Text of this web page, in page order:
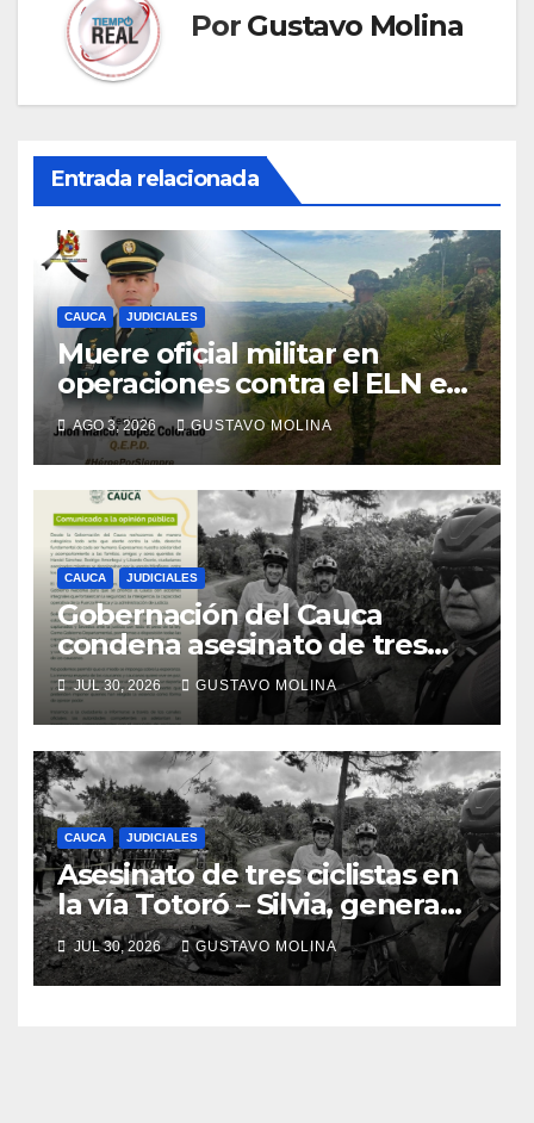
Por Gustavo Molina
Entrada relacionada
CAUCA JUDICIALES
Muere oficial militar en
operaciones contra el ELN en
el sur del Cauca
AGO 3, 2026 GUSTAVO MOLINA
CAUCA JUDICIALES
Gobernación del Cauca
condena asesinato de tres
ciudadanos y exige medidas
urgentes al Gobierno
Nacional
JUL 30, 2026 GUSTAVO MOLINA
CAUCA JUDICIALES
Asesinato de tres ciclistas en
la vía Totoró – Silvia, genera
consternación en el Cauca
JUL 30, 2026 GUSTAVO MOLINA